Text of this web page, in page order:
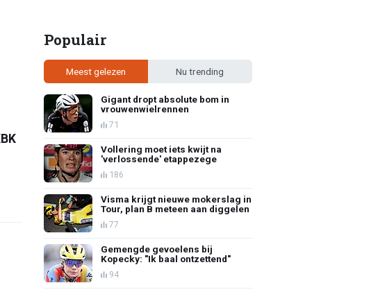
Populair
Meest gelezen Nu trending
Gigant dropt absolute bom in
vrouwenwielrennen
71
Vollering moet iets kwijt na
'verlossende' etappezege
186
Visma krijgt nieuwe mokerslag in
Tour, plan B meteen aan diggelen
77
Gemengde gevoelens bij
Kopecky: "Ik baal ontzettend"
94